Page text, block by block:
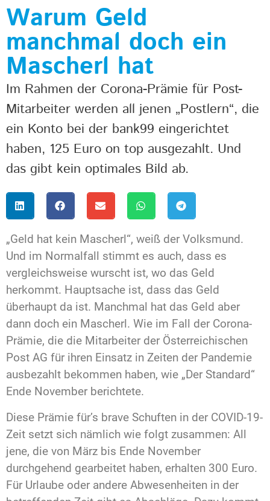
Warum Geld
manchmal doch ein
Mascherl hat
Im Rahmen der Corona-Prämie für Post-
Mitarbeiter werden all jenen „Postlern“, die
ein Konto bei der bank99 eingerichtet
haben, 125 Euro on top ausgezahlt. Und
das gibt kein optimales Bild ab.
„Geld hat kein Mascherl“, weiß der Volksmund.
Und im Normalfall stimmt es auch, dass es
vergleichsweise wurscht ist, wo das Geld
herkommt. Hauptsache ist, dass das Geld
überhaupt da ist. Manchmal hat das Geld aber
dann doch ein Mascherl. Wie im Fall der Corona-
Prämie, die die Mitarbeiter der Österreichischen
Post AG für ihren Einsatz in Zeiten der Pandemie
ausbezahlt bekommen haben, wie „Der Standard“
Ende November berichtete.
Diese Prämie für’s brave Schuften in der COVID-19-
Zeit setzt sich nämlich wie folgt zusammen: All
jene, die von März bis Ende November
durchgehend gearbeitet haben, erhalten 300 Euro.
Für Urlaube oder andere Abwesenheiten in der